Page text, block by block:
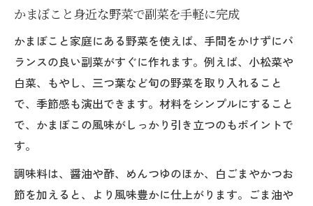
かまぼこと身近な野菜で副菜を手軽に完成
かまぼこと家庭にある野菜を使えば、手間をかけずにバ
ランスの良い副菜がすぐに作れます。例えば、小松菜や
白菜、もやし、三つ葉など旬の野菜を取り入れること
で、季節感も演出できます。材料をシンプルにすること
で、かまぼこの風味がしっかり引き立つのもポイントで
す。
調味料は、醤油や酢、めんつゆのほか、白ごまやかつお
節を加えると、より風味豊かに仕上がります。ごま油や